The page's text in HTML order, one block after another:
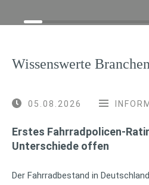
Wissenswerte
05.08.2026
Erstes Fahrradpolicen-
Unterschiede offen
Der Fahrradbestand in